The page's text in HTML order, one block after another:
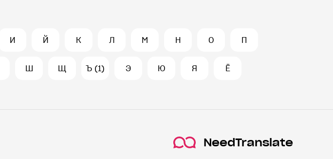
И Й К Л М Н О П
Ш Щ Ъ (1) Э Ю Я Ё
NeedTranslate